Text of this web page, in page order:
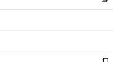
開
ウ
開
ン
ウ
開
ウ
ン
ウ
し
ウ
ン